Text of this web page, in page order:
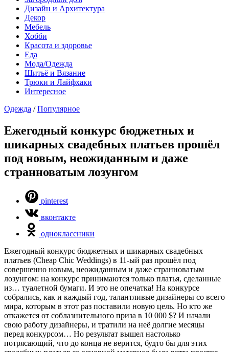
Дизайн и Архитектура
Декор
Мебель
Хобби
Красота и здоровье
Еда
Мода/Одежда
Шитьё и Вязание
Трюки и Лайфхаки
Интересное
Одежда /Популярное
Ежегодный конкурс бюджетных и
шикарных свадебных платьев прошёл
под новым, неожиданным и даже
странноватым лозунгом
pinterest
вконтакте
одноклассники
Ежегодный конкурс бюджетных и шикарных свадебных
платьев (Cheap Chic Weddings) в 11-ый раз прошёл под
совершенно новым, неожиданным и даже странноватым
лозунгом: на конкурс принимаются только платья, сделанные
из… туалетной бумаги. И это не опечатка! На конкурсе
собрались, как и каждый год, талантливые дизайнеры со всего
мира, которым в этот раз поставили новую цель. Но кто же
откажется от соблазнительного приза в 10 000 $? И начали
свою работу дизайнеры, и тратили на неё долгие месяцы
перед конкурсом… Но результат вышел настолько
потрясающий, что до конца не верится, будто бы для этих